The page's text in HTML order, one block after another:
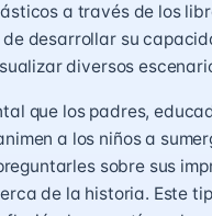
a través de los
desarrollar su
diversos
que los padres,
a los niños a
sobre sus
de la historia. Este